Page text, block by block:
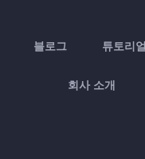
블로그 튜토리얼
회사 소개